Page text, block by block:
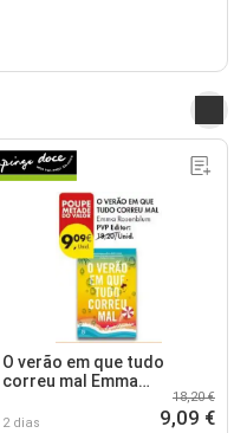
O verão em que tudo
correu mal Emma
2 dias
18,20 €
9,09 €